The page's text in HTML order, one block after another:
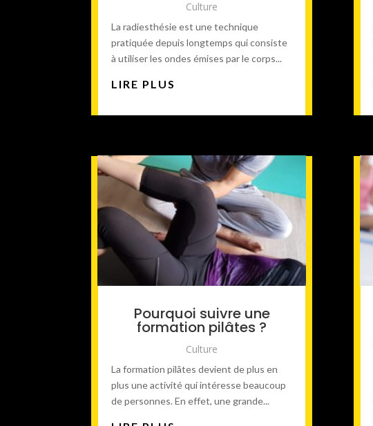
Culture
La radiesthésie est une technique
pratiquée depuis longtemps qui consiste
à utiliser les ondes émises par le corps...
LIRE PLUS
Pourquoi suivre une
formation pilâtes ?
Culture
La formation pilâtes devient de plus en
plus une activité qui intéresse beaucoup
de personnes. En effet, une grande...